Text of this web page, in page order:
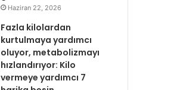
Haziran 22, 2026
Fazla kilolardan
kurtulmaya yardımcı
oluyor, metabolizmayı
hızlandırıyor: Kilo
vermeye yardımcı 7